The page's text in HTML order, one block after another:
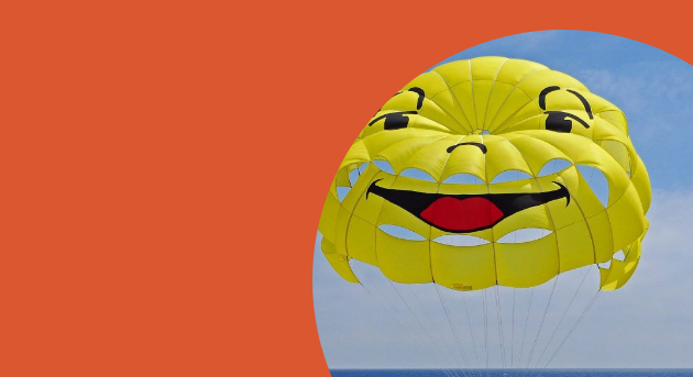
Leenwoord-oefeningen
Les 4: Bon appétit!
Les 5: Un croissant svp!
Les 6: Quelle heure est-il?
Les 7: Whatsapp
Les 8: Joyeux Noël!